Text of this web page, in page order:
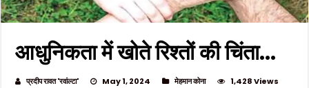
आधुनिकता में खोते रिश्तों की चिंता…
प्रदीप रावत 'रवांल्टा' May 1, 2024 मेहमान कोना 1,428 Views